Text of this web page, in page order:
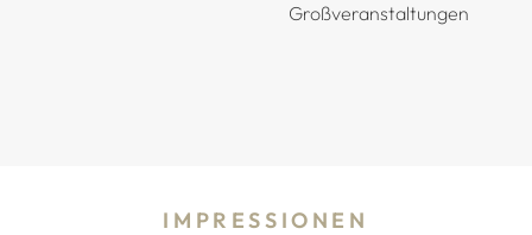
Großveranstaltungen
IMPRESSIONEN